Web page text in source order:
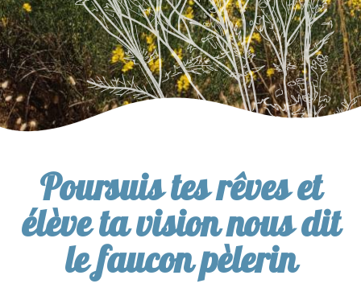
Poursuis tes rêves et
élève ta vision nous dit
le faucon pèlerin